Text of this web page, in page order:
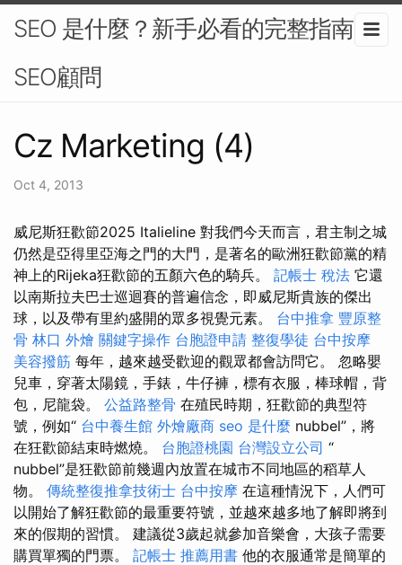
SEO 是什麼？新手必看的完整指南-
SEO顧問
Cz Marketing (4)
Oct 4, 2013
威尼斯狂歡節2025 Italieline 對我們今天而言，君主制之城
仍然是亞得里亞海之門的大門，是著名的歐洲狂歡節黨的精
神上的Rijeka狂歡節的五顏六色的騎兵。 記帳士 稅法 它還
以南斯拉夫巴士巡迴賽的普遍信念，即威尼斯貴族的傑出
球，以及帶有里約盛開的眾多視覺元素。 台中推拿 豐原整
骨 林口 外燴 關鍵字操作 台胞證申請 整復學徒 台中按摩
美容撥筋 每年，越來越受歡迎的觀眾都會訪問它。 忽略嬰
兒車，穿著太陽鏡，手錶，牛仔褲，標有衣服，棒球帽，背
包，尼龍袋。 公益路整骨 在殖民時期，狂歡節的典型符
號，例如“ 台中養生館 外燴廠商 seo 是什麼 nubbel”，將
在狂歡節結束時燃燒。 台胞證桃園 台灣設立公司 “
nubbel”是狂歡節前幾週內放置在城市不同地區的稻草人
物。 傳統整復推拿技術士 台中按摩 在這種情況下，人們可
以開始了解狂歡節的最重要符號，並越來越多地了解即將到
來的假期的習慣。 建議從3歲起就參加音樂會，大孩子需要
購買單獨的門票。 記帳士 推薦用書 他的衣服通常是簡單的